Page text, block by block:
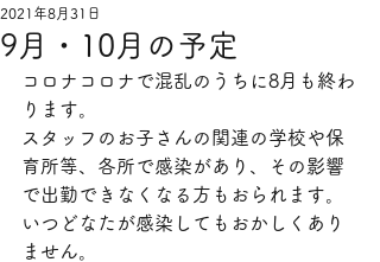
9月・10月の予定
2021年8月31日
コロナコロナで混乱のうちに8月も終わ
ります。
スタッフのお子さんの関連の学校や保
育所等、各所で感染があり、その影響
で出勤できなくなる方もおられます。
いつどなたが感染してもおかしくあり
ません。